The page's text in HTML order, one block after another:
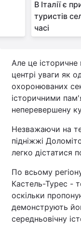
В Італії є
туристів
часі
Але це
центрі уваги як
охоронюваних
історичними
неперевершену
Незважаючи на
підніжжі
легко дістатися
По всьому
Кастель-Турес -
оскільки
демонструють
середньовічну